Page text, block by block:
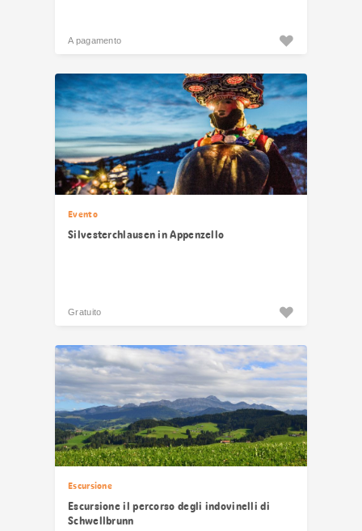
A pagamento
Evento
Silvesterchlausen in Appenzello
Gratuito
Escursione
Escursione il percorso degli indovinelli di
Schwellbrunn